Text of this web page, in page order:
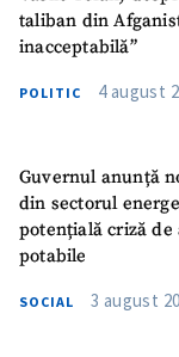
taliban din
inacceptabilă”
POLITIC 4 august
Guvernul anunță
din sectorul
potențială criză
potabile
SOCIAL 3 august